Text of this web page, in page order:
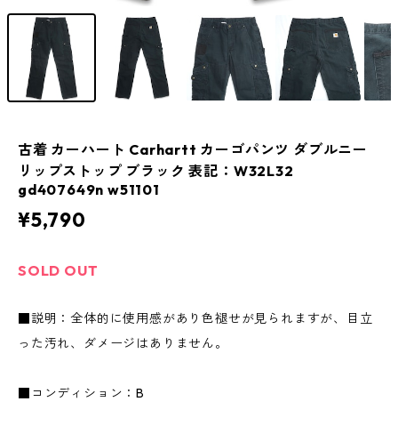
古着 カーハート Carhartt カーゴパンツ ダブルニー
リップストップ ブラック 表記：W32L32
gd407649n w51101
¥5,790
SOLD OUT
■説明：全体的に使用感があり色褪せが見られますが、目立
った汚れ、ダメージはありません。
■コンディション：B